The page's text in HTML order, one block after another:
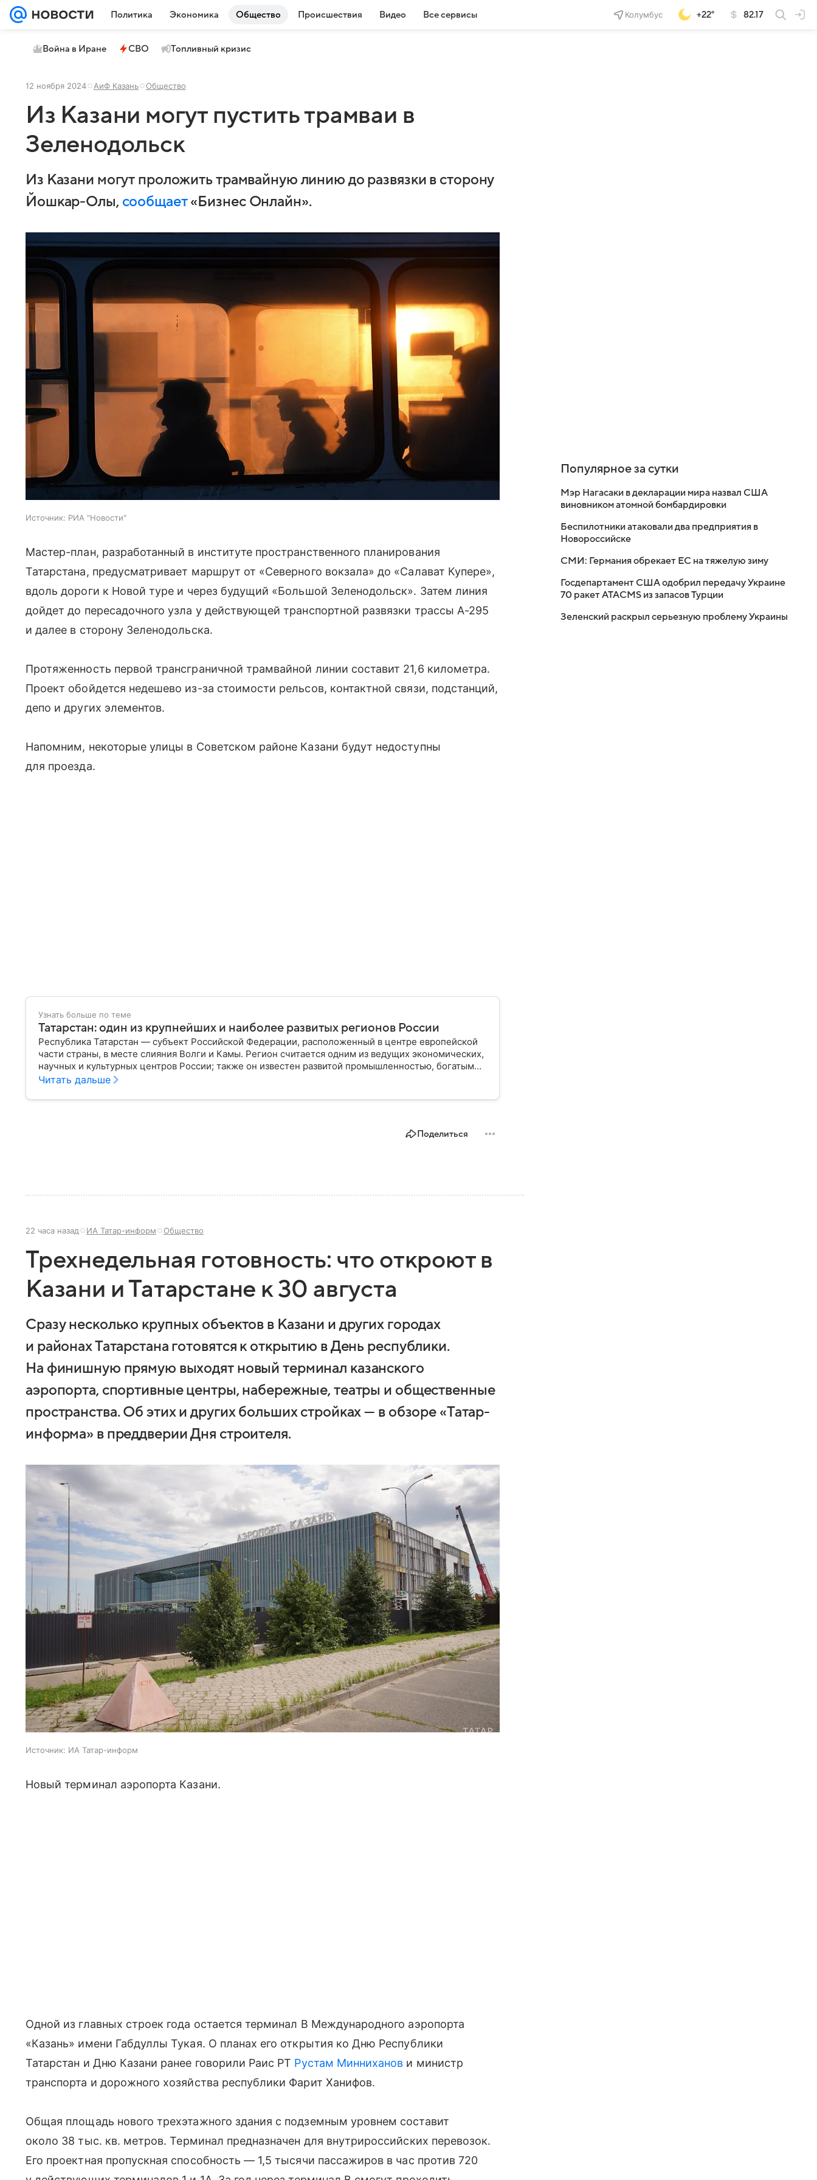
Политика Экономика Общество Происшествия Видео Все сервисы Колумбус +22° 82.17
Война в Иране СВО Топливный кризис
12 ноября 2024 АиФ Казань Общество
Из Казани могут пустить трамваи в
Зеленодольск
Из Казани могут проложить трамвайную линию до развязки в сторону
Йошкар-Олы, сообщает«Бизнес Онлайн».
Источник: РИА "Новости"
Мастер-план, разработанный в институте пространственного планирования
Татарстана, предусматривает маршрут от «Северного вокзала» до «Салават Купере»,
вдоль дороги к Новой туре и через будущий «Большой Зеленодольск». Затем линия
дойдет до пересадочного узла у действующей транспортной развязки трассы А-295
и далее в сторону Зеленодольска.
Протяженность первой трансграничной трамвайной линии составит 21,6 километра.
Проект обойдется недешево из-за стоимости рельсов, контактной связи, подстанций,
депо и других элементов.
Напомним, некоторые улицы в Советском районе Казани будут недоступны
для проезда.
Узнать больше по теме
Татарстан: один из крупнейших и наиболее развитых регионов России
Республика Татарстан — субъект Российской Федерации, расположенный в центре европейской
части страны, в месте слияния Волги и Камы. Регион считается одним из ведущих экономических,
научных и культурных центров России; также он известен развитой промышленностью, богатым
историческим наследием, многонациональным населением и столицей — Казанью. Собрали все
Читать дальше
Поделиться
22 часа назад ИА Татар-информ Общество
Трехнедельная готовность: что откроют в
Казани и Татарстане к 30 августа
Сразу несколько крупных объектов в Казани и других городах
и районах Татарстана готовятся к открытию в День республики.
На финишную прямую выходят новый терминал казанского
аэропорта, спортивные центры, набережные, театры и общественные
пространства. Об этих и других больших стройках — в обзоре «Татар-
информа» в преддверии Дня строителя.
Источник: ИА Татар-информ
Новый терминал аэропорта Казани.
Одной из главных строек года остается терминал В Международного аэропорта
«Казань» имени Габдуллы Тукая. О планах его открытия ко Дню Республики
Татарстан и Дню Казани ранее говорили Раис РТ Рустам Минниханов и министр
транспорта и дорожного хозяйства республики Фарит Ханифов.
Общая площадь нового трехэтажного здания с подземным уровнем составит
около 38 тыс. кв. метров. Терминал предназначен для внутрироссийских перевозок.
Его проектная пропускная способность — 1,5 тысячи пассажиров в час против 720
Популярное за сутки
Мэр Нагасаки в декларации мира назвал США
виновником атомной бомбардировки
Беспилотники атаковали два предприятия в
Новороссийске
СМИ: Германия обрекает ЕС на тяжелую зиму
Госдепартамент США одобрил передачу Украине
70 ракет ATACMS из запасов Турции
Зеленский раскрыл серьезную проблему Украины